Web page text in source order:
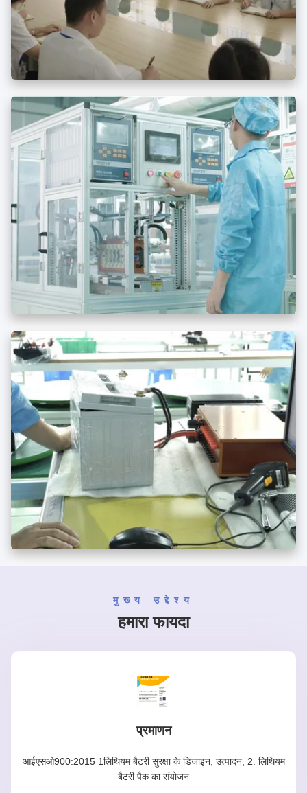
मुख्य उद्देश्य
हमारा फायदा
प्रमाणन
आईएसओ900:2015 1लिथियम बैटरी सुरक्षा के डिजाइन, उत्पादन, 2. लिथियम
बैटरी पैक का संयोजन